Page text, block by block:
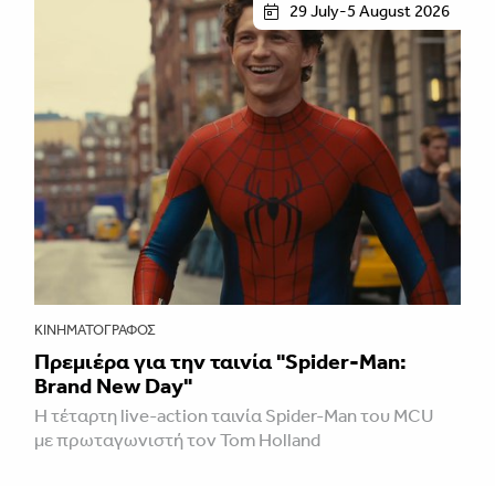
29 July-5 August 2026
ΚΙΝΗΜΑΤΟΓΡΆΦΟΣ
Πρεμιέρα για την ταινία "Spider-Man:
Brand New Day"
Η τέταρτη live-action ταινία Spider-Man του MCU
με πρωταγωνιστή τον Tom Holland